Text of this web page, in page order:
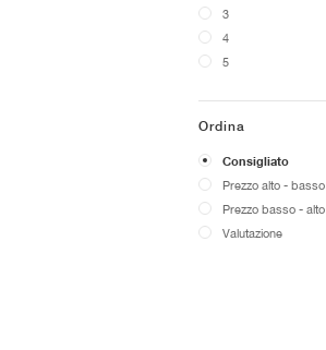
3
4
5
Ordina
Consigliato
Prezzo alto - basso
Prezzo basso - alto
Valutazione